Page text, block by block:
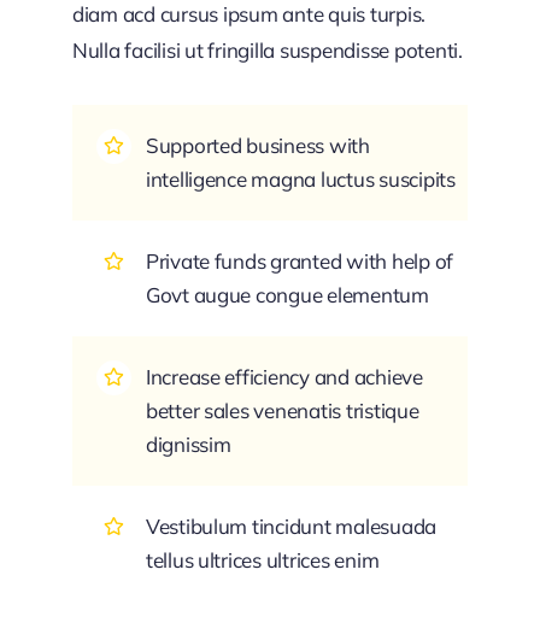
diam acd cursus ipsum ante quis turpis.
Nulla facilisi ut fringilla suspendisse potenti.
Supported business with
intelligence magna luctus suscipits
Private funds granted with help of
Govt augue congue elementum
Increase efficiency and achieve
better sales venenatis tristique
dignissim
Vestibulum tincidunt malesuada
tellus ultrices ultrices enim